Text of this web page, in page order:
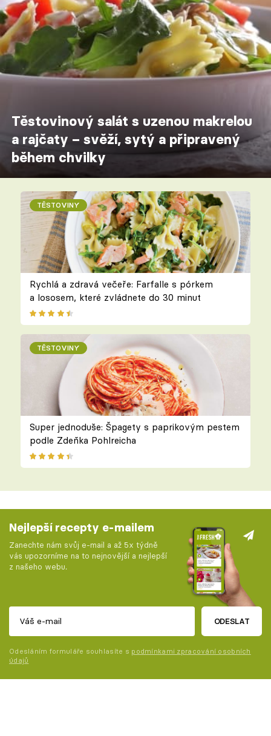
Těstovinový salát s uzenou makrelou
a rajčaty – svěží, sytý a připravený
během chvilky
TĚSTOVINY
Rychlá a zdravá večeře: Farfalle s pórkem
a lososem, které zvládnete do 30 minut
TĚSTOVINY
Super jednoduše: Špagety s paprikovým pestem
podle Zdeňka Pohlreicha
Nejlepší recepty e-mailem
Zanechte nám svůj e-mail a až 5x týdně
vás upozorníme na to nejnovější a nejlepší
z našeho webu.
ODESLAT
Odesláním formuláře souhlasíte s podmínkami zpracování osobních
údajů